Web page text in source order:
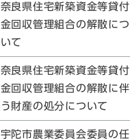
奈良県住宅新築資金等貸付
金回収管理組合の解散につ
いて
奈良県住宅新築資金等貸付
金回収管理組合の解散に伴
う財産の処分について
宇陀市農業委員会委員の任